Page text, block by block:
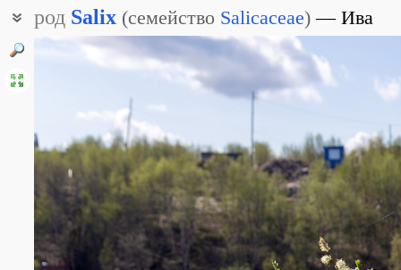
род Salix (семейство Salicaceae) Ива